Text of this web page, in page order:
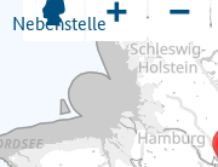
Nebenstelle+ −